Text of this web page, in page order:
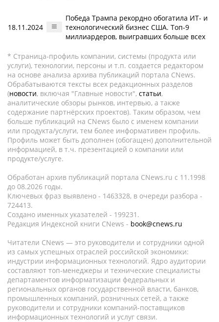
18.11.2024
Победа Трампа рекордно обогатила ИТ- и
технологический бизнес США. Топ-9
миллиардеров, выигравших больше всех
* Страница-профиль компании, системы (продукта или
услуги), технологии, персоны и т.п. создается редактором
на основе анализа архива публикаций портала CNews.
Обрабатываются тексты всех редакционных разделов
(новости, включая "Главные новости", статьи,
аналитические обзоры рынков, интервью, а также
содержание партнёрских проектов). Таким образом, чем
больше публикаций на CNews было с именем компании
или продукта/услуги, тем более информативен профиль.
Профиль может быть дополнен (обогащен) дополнительной
информацией, в т.ч. презентацией о компании или
продукте/услуге.
Обработан архив публикаций портала CNews.ru c 11.1998
до 08.2026 годы.
Ключевых фраз выявлено - 1463328, в очереди разбора -
724413.
Создано именных указателей - 199231.
Редакция Индексной книги CNews - book@cnews.ru
Читатели CNews — это руководители и сотрудники одной
из самых успешных отраслей российской экономики:
индустрии информационных технологий. Ядро аудитории
составляют топ-менеджеры и технические специалисты
департаментов информатизации федеральных и
региональных органов государственной власти, банков,
промышленных компаний, розничных сетей, а также
руководители и сотрудники компаний-поставщиков
информационных технологий и услуг связи.